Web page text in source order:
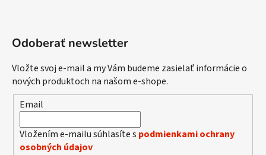
v
ý
p
s
u
Odoberať newsletter
Vložte svoj e-mail a my Vám budeme zasielať informácie o
nových produktoch na našom e-shope.
Email
Vložením e-mailu súhlasíte s podmienkami ochrany
osobných údajov